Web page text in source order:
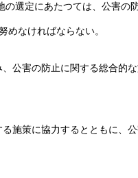
の選定にあたつては、公害の
なければならない。
公害の防止に関する総合的
施策に協力するとともに、